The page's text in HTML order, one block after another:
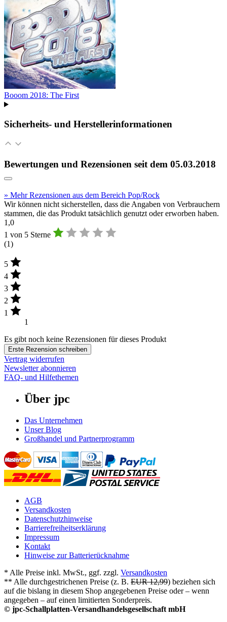
Booom 2018: The First
Sicherheits- und Herstellerinformationen
Bewertungen und Rezensionen seit dem 05.03.2018
» Mehr Rezensionen aus dem Bereich Pop/Rock
Wir können nicht sicherstellen, dass die Angaben von Verbrauchern
stammen, die das Produkt tatsächlich genutzt oder erworben haben.
1,0
1 von 5 Sterne
(1)
5
4
3
2
1
1
Es gibt noch keine Rezensionen für dieses Produkt
Erste Rezension schreiben
Vertrag widerrufen
Newsletter abonnieren
FAQ- und Hilfethemen
Über jpc
Das Unternehmen
Unser Blog
Großhandel und Partnerprogramm
AGB
Versandkosten
Datenschutzhinweise
Barrierefreiheitserklärung
Impressum
Kontakt
Hinweise zur Batterierücknahme
* Alle Preise inkl. MwSt., ggf. zzgl. Versandkosten
** Alle durchgestrichenen Preise (z. B. EUR 12,99) beziehen sich
auf die bislang in diesem Shop angegebenen Preise oder – wenn
angegeben – auf einen limitierten Sonderpreis.
© jpc-Schallplatten-Versandhandelsgesellschaft mbH